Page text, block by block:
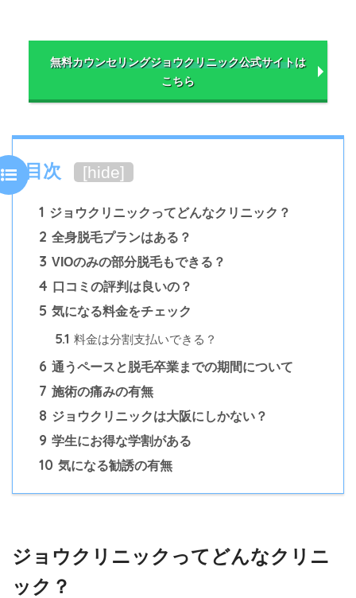
無料カウンセリングジョウクリニック公式サイトは
こちら
目次 [hide]
1 ジョウクリニックってどんなクリニック？
2 全身脱毛プランはある？
3 VIOのみの部分脱毛もできる？
4 口コミの評判は良いの？
5 気になる料金をチェック
5.1 料金は分割支払いできる？
6 通うペースと脱毛卒業までの期間について
7 施術の痛みの有無
8 ジョウクリニックは大阪にしかない？
9 学生にお得な学割がある
10 気になる勧誘の有無
ジョウクリニックってどんなクリニ
ック？